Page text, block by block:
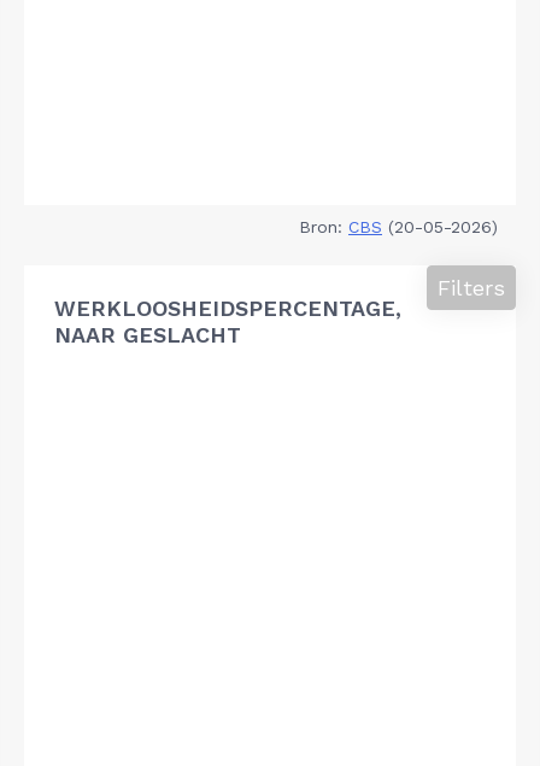
Bron: CBS (20-05-2026)
WERKLOOSHEIDSPERCENTAGE,
NAAR GESLACHT
Filters